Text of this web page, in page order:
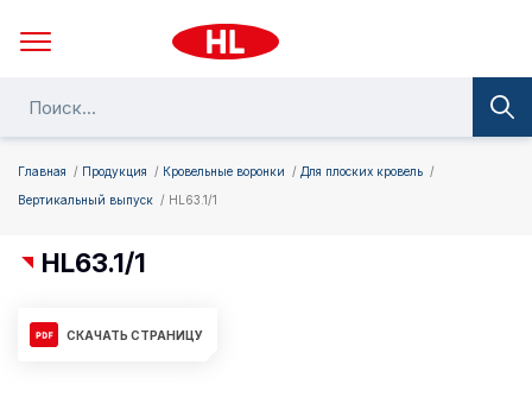
Главная Продукция Кровельные воронки
Для плоских кровель
Вертикальный выпуск
HL63.1/1
HL63.1/1
СКАЧАТЬ СТРАНИЦУ